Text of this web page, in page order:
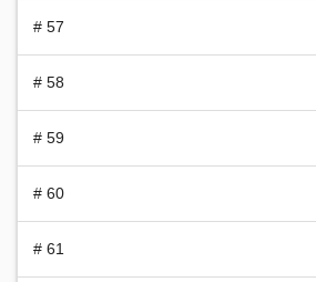
# 57
# 58
# 59
# 60
# 61